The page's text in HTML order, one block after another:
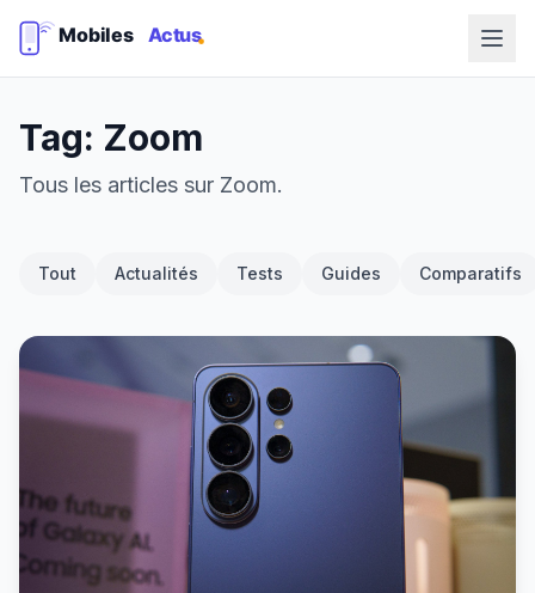
Tag: Zoom
Tous les articles sur Zoom.
Tout Actualités Tests Guides Comparatifs